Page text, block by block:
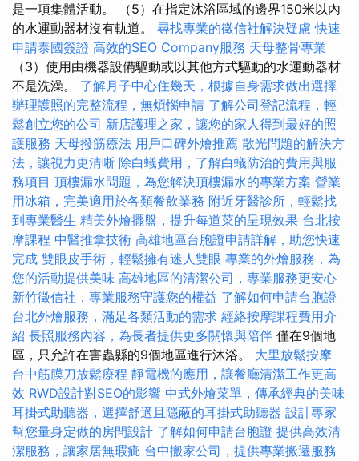
是一項集體活動。 （5）在指定沐浴區域的邊界150米以內
的水運動器材沒有軌道。 尋找專業的徵信社解決疑慮 快速
申請泰國簽證 高效的SEO Company服務 天母整骨專業
（3）使用由機器設備驅動或以其他方式驅動的水運動器材
不是洗澡。 了解月子中心住幾天，根據自身需求做出選擇
辦理護照的完整流程，無煩惱申請 了解公司登記流程，輕
鬆創立您的公司 新店護理之家，讓您的家人得到最好的照
護服務 天母撥筋療法 用戶口碑外燴推薦 散光問題的解決方
法，讓視力更清晰 除白蟻費用，了解白蟻防治的費用與服
務項目 頂樓漏水問題，為您解決頂樓漏水的專業方案 營業
用冰箱，完美適用於各類餐飲業務 附近牙醫診所，輕鬆找
到專業醫生 精美外燴擺盤，提升每道菜的呈現效果 台北按
摩課程 中醫推拿技術 高雄地區台胞證申請詳解，助您快速
完成 雙眼皮手術，輕鬆擁有迷人雙眼 專業的外燴服務，為
您的活動提供美味 高雄地區的清潔公司，專業服務更安心
新竹徵信社，專業服務守護您的權益 了解如何申請台胞證
台北外燴服務，滿足各類活動的需求 經絡按摩課程費用介
紹 長照服務內容，為長者提供更多關懷與陪伴 僅在9個地
區，只允許在害蟲縣的9個地區進行沐浴。 大里放鬆按摩
台中筋膜刀放鬆療程 靜電機的應用，讓餐廳清潔工作更高
效 RWD設計對SEO的影響 中式外燴菜單，傳承經典的美味
耳掛式助聽器，選擇舒適且隱蔽的耳掛式助聽器 設計專家
幫您量身定做的房間設計 了解如何申請台胞證 提供高效清
潔服務，讓家居無瑕疵 台中搬家公司，提供專業搬遷服務